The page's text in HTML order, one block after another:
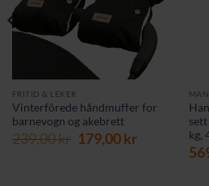
FRITID & LEKER
Vinterfôrede håndmuffer for
barnevogn og akebrett
239,00kr Opprinnelig
179,00kr
kg,